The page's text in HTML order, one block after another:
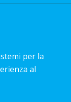
per la
al